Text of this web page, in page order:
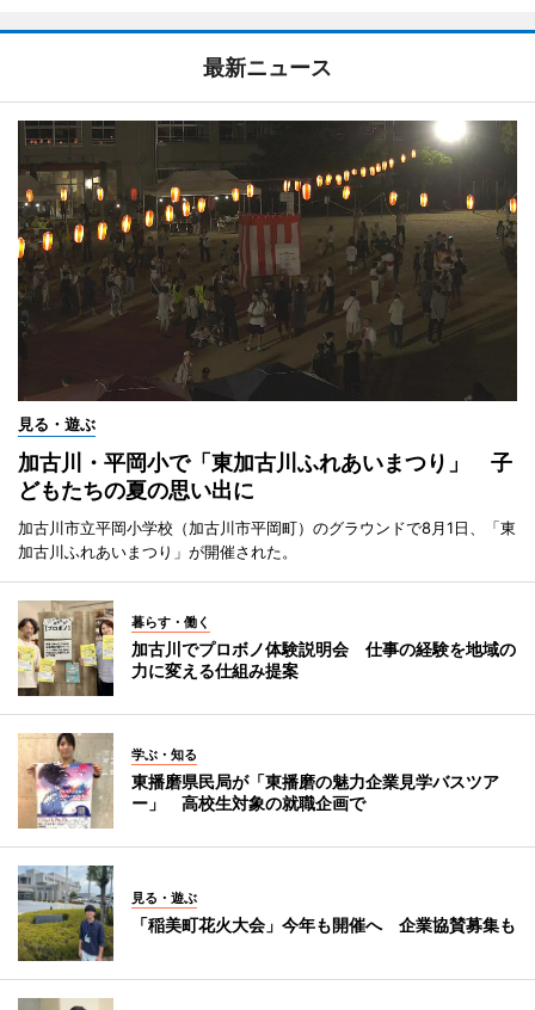
最新ニュース
見る・遊ぶ
加古川・平岡小で「東加古川ふれあいまつり」 子
どもたちの夏の思い出に
加古川市立平岡小学校（加古川市平岡町）のグラウンドで8月1日、「東
加古川ふれあいまつり」が開催された。
暮らす・働く
加古川でプロボノ体験説明会 仕事の経験を地域の
力に変える仕組み提案
学ぶ・知る
東播磨県民局が「東播磨の魅力企業見学バスツア
ー」 高校生対象の就職企画で
見る・遊ぶ
「稲美町花火大会」今年も開催へ 企業協賛募集も